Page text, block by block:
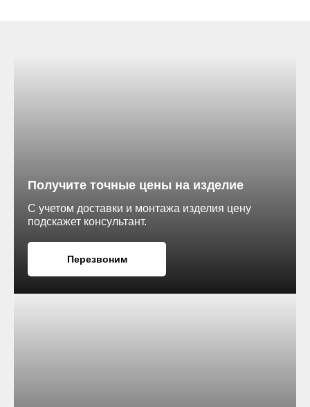
Получите точные цены на изделие
С учетом доставки и монтажа изделия цену
подскажет консультант.
Перезвоним